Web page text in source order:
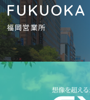
FUKUOKA
福岡営業所